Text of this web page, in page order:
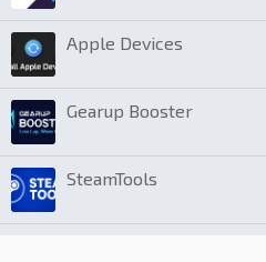
Apple Devices
Gearup Booster
SteamTools